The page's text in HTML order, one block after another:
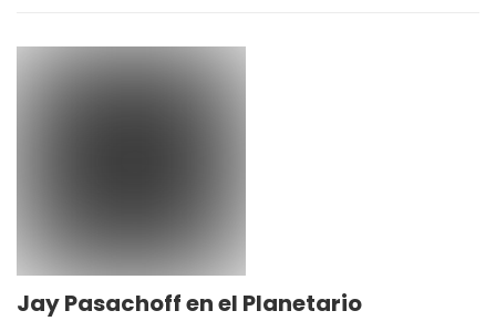
Jay Pasachoff en el Planetario